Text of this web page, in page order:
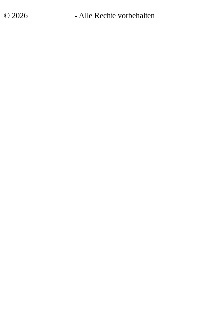
© 2026 - Alle Rechte vorbehalten